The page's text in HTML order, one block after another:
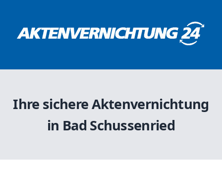
Ihre sichere Aktenvernichtung
in Bad Schussenried